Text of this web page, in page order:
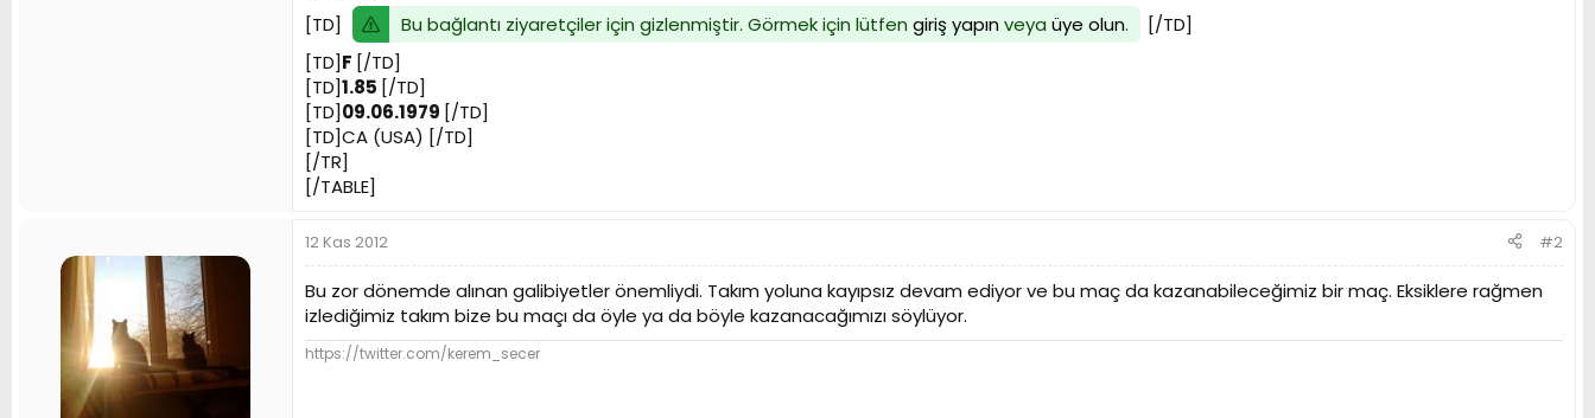
[TD]
Bu bağlantı ziyaretçiler için gizlenmiştir. Görmek için lütfen giriş yapınveya üye olun.
[/TD]
[TD]F [/TD]
[TD]1.85 [/TD]
[TD]09.06.1979 [/TD]
[TD]CA (USA) [/TD]
[/TR]
[/TABLE]
12 Kas 2012 #2
Bu zor dönemde alınan galibiyetler önemliydi. Takım yoluna kayıpsız devam ediyor ve bu maç da kazanabileceğimiz bir maç. Eksiklere rağmen
izlediğimiz takım bize bu maçı da öyle ya da böyle kazanacağımızı söylüyor.
https://twitter.com/kerem_secer